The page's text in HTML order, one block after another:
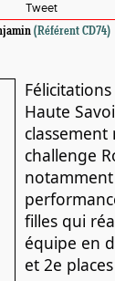
Tweet
(Référent CD74)
Haute
challenge
filles qui
équipe en
et 2e